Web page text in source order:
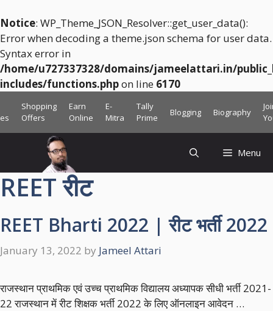
Notice: WP_Theme_JSON_Resolver::get_user_data():
Error when decoding a theme.json schema for user data.
Syntax error in
/home/u727337328/domains/jameelattari.in/
includes/functions.phpon line 6170
to
Shopping
Offers
Earn
Online
E-
Mitra
Tally
Prime
Blogging Biography
Menu
REET रीट
REET Bharti 2022 | रीट भर्ती 2022
January 13, 2022 by Jameel Attari
राजस्थान प्राथमिक एवं उच्च प्राथमिक विद्यालय अध्यापक सीधी भर्ती 2021-
22 राजस्थान में रीट शिक्षक भर्ती 2022 के लिए ऑनलाइन आवेदन …